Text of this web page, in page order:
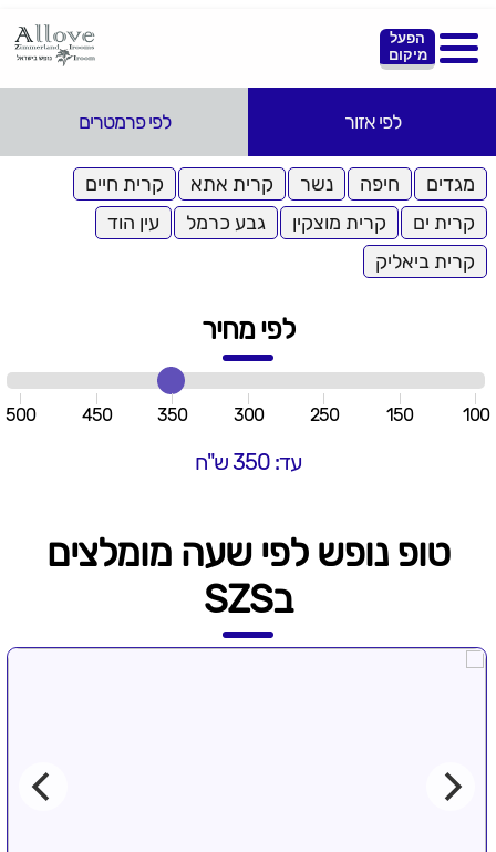
הפעל
מיקום
לפי אזור לפי פרמטרים
מגדים חיפה נשר קרית אתא
קרית חיים
קרית ים
קרית מוצקין גבע כרמל
עין הוד
קרית ביאליק
לפי מחיר
100
150
250
300
350
450
500
עד: 350 ש"ח
טופ נופש לפי שעה מומלצים
בSZS